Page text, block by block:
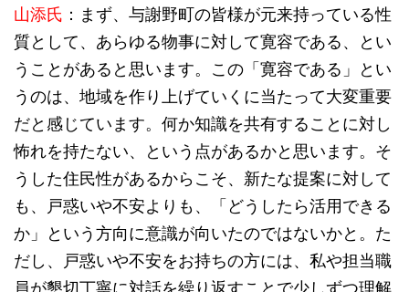
山添氏 ：まず、与謝野町の皆様が元来持っている性
質として、あらゆる物事に対して寛容である、とい
うことがあると思います。この「寛容である」とい
うのは、地域を作り上げていくに当たって大変重要
だと感じています。何か知識を共有することに対し
怖れを持たない、という点があるかと思います。そ
うした住民性があるからこそ、新たな提案に対して
も、戸惑いや不安よりも、「どうしたら活用できる
か」という方向に意識が向いたのではないかと。た
だし、戸惑いや不安をお持ちの方には、私や担当職
員が懇切丁寧に対話を繰り返すことで少しずつ理解